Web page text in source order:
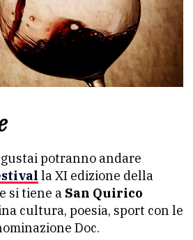
potranno andare
la XI edizione della
si tiene a San Quirico
cultura, poesia, sport con le
Doc.